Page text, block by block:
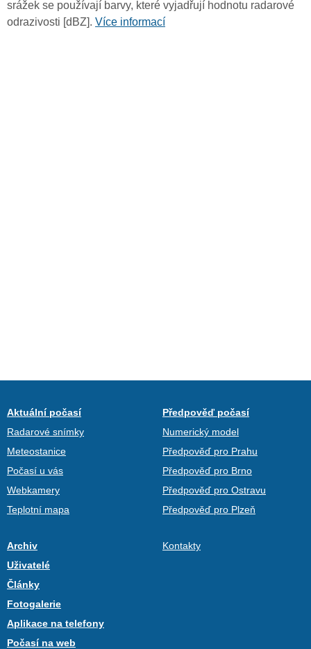
srážek se používají barvy, které vyjadřují hodnotu radarové
odrazivosti [dBZ]. Více informací
Aktuální počasí
Radarové snímky
Meteostanice
Počasí u vás
Webkamery
Teplotní mapa
Předpověď počasí
Numerický model
Předpověď pro Prahu
Předpověď pro Brno
Předpověď pro Ostravu
Předpověď pro Plzeň
Archiv
Uživatelé
Články
Fotogalerie
Aplikace na telefony
Počasí na web
Kontakty